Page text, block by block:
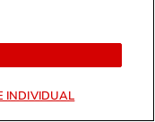
Redactia.ro
Primele
Andreea
INDIVIDUAL